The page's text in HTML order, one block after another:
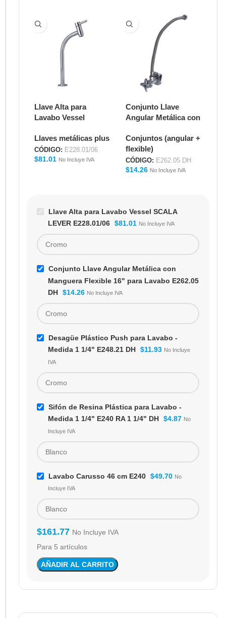
Llave Alta para
Lavabo Vessel
E228.01/06
Llaves metálicas plus
CÓDIGO: E228.01/06
$81.01 No Incluye IVA
Conjunto Llave
Angular Metálica con
16" para Lavabo
E262.05 DH
Conjuntos (angular +
flexible)
CÓDIGO: E262.05 DH
$14.26 No Incluye IVA
Llave Alta para Lavabo Vessel SCALA
LEVER E228.01/06 $81.01 No Incluye IVA
Conjunto Llave Angular Metálica con
Manguera Flexible 16" para Lavabo E262.05
DH $14.26 No Incluye IVA
Desagüe Plástico Push para Lavabo -
Medida 1 1/4" E248.21 DH $11.93 No Incluye
IVA
Sifón de Resina Plástica para Lavabo -
Medida 1 1/4" E240 RA 1 1/4" DH $4.87 No
Incluye IVA
Lavabo Carusso 46 cm E240 $49.70 No
Incluye IVA
$161.77 No Incluye IVA
Para 5 artículos
AÑADIR AL CARRITO